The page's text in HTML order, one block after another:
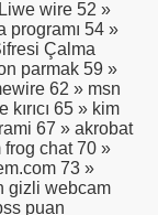
wire 52 »
programı 54 »
Çalma
parmak 59 »
62 » msn
65 » kim
67 » akrobat
chat 70 »
73 »
gizli webcam
puan